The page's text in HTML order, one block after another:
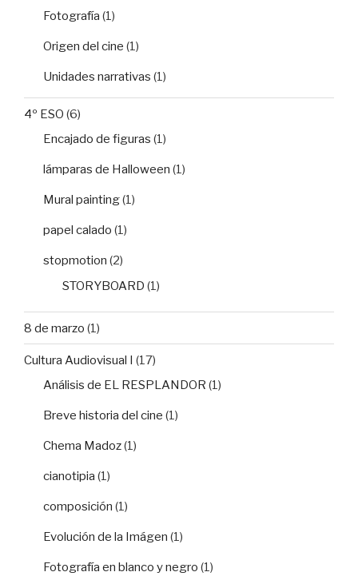
Fotografía (1)
Origen del cine (1)
Unidades narrativas (1)
4º ESO (6)
Encajado de figuras (1)
lámparas de Halloween (1)
Mural painting(1)
papel calado (1)
stopmotion (2)
STORYBOARD (1)
8 de marzo (1)
Cultura Audiovisual I (17)
Análisis de EL RESPLANDOR (1)
Breve historia del cine (1)
Chema Madoz(1)
cianotipia (1)
composición (1)
Evolución de la Imágen (1)
Fotografía en blanco y negro (1)